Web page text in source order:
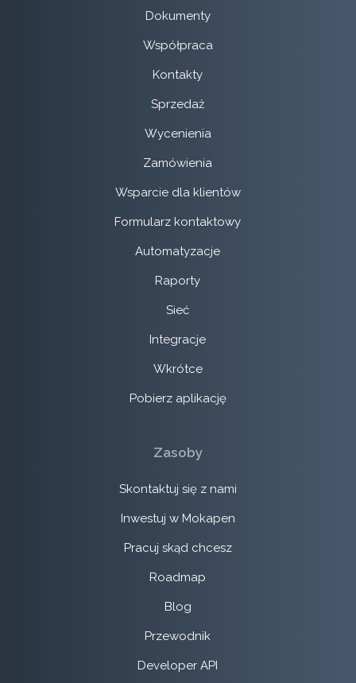
Dokumenty
Współpraca
Kontakty
Sprzedaż
Wycenienia
Zamówienia
Wsparcie dla klientów
Formularz kontaktowy
Automatyzacje
Raporty
Sieć
Integracje
Wkrótce
Pobierz aplikację
Zasoby
Skontaktuj się z nami
Inwestuj w Mokapen
Pracuj skąd chcesz
Roadmap
Blog
Przewodnik
Developer API